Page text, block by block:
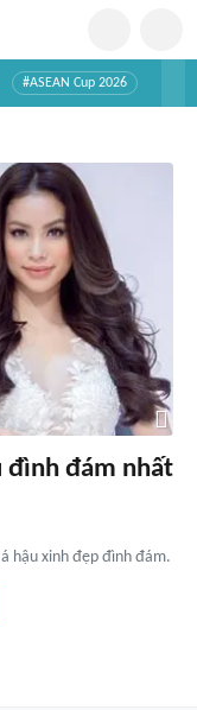
#ASEAN Cup 2026
đình đám nhất
hậu xinh đẹp đình đám.